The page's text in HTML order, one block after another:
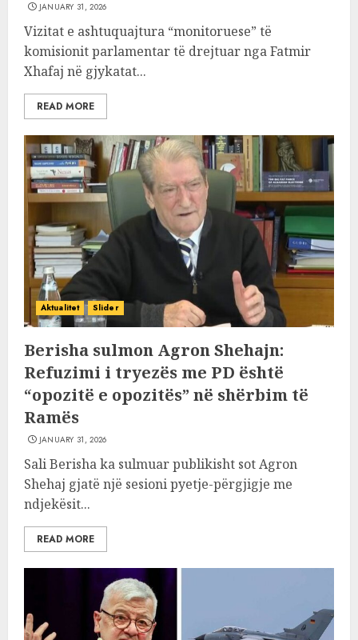
JANUARY 31, 2026
Vizitat e ashtuquajtura “monitoruese” të
komisionit parlamentar të drejtuar nga Fatmir
Xhafaj në gjykatat...
READ MORE
Aktualitet Slider
Berisha sulmon Agron Shehajn:
Refuzimi i tryezës me PD është
“opozitë e opozitës” në shërbim të
Ramës
JANUARY 31, 2026
Sali Berisha ka sulmuar publikisht sot Agron
Shehaj gjatë një sesioni pyetje-përgjigje me
ndjekësit...
READ MORE